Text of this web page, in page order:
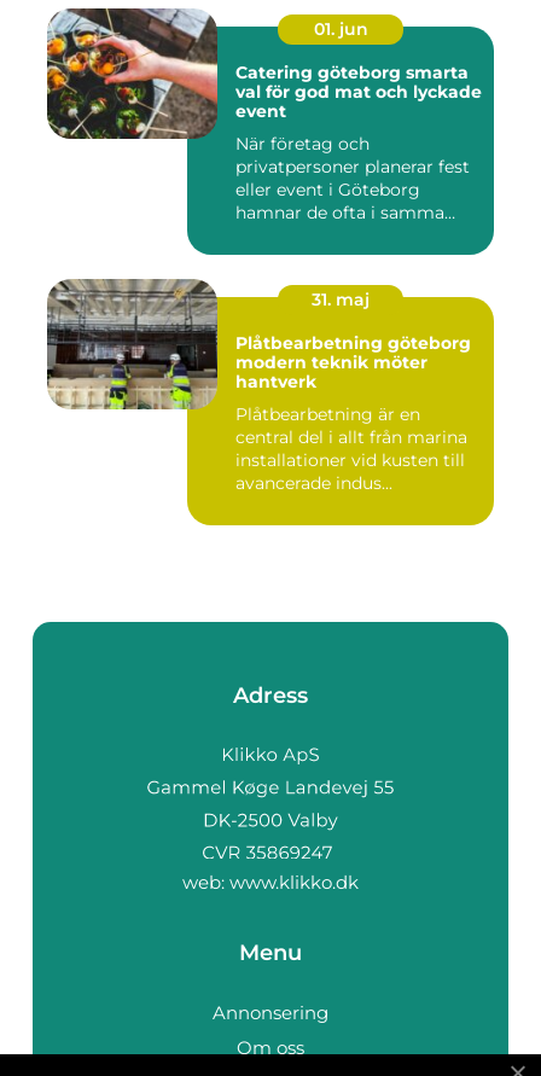
01. jun
Catering göteborg smarta
val för god mat och lyckade
event
När företag och
privatpersoner planerar fest
eller event i Göteborg
hamnar de ofta i samma
31. maj
Plåtbearbetning göteborg
modern teknik möter
hantverk
Plåtbearbetning är en
central del i allt från marina
installationer vid kusten till
avancerade indus...
Adress
web: www.klikko.dk
Menu
Annonsering
Om oss